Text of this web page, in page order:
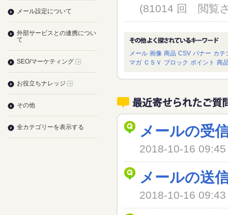
(81014 回 閲覧
メール 画像 商品 CSV バナー カテ
マガ ＣＳＶ ブロック ポイント 商
メールの受
2018-10-16
メールの送
2018-10-16
メール設定について
外部サービスとの連携につい
て
SEO/マーケティング
お役立ちナレッジ
その他
全カテゴリーを表示する